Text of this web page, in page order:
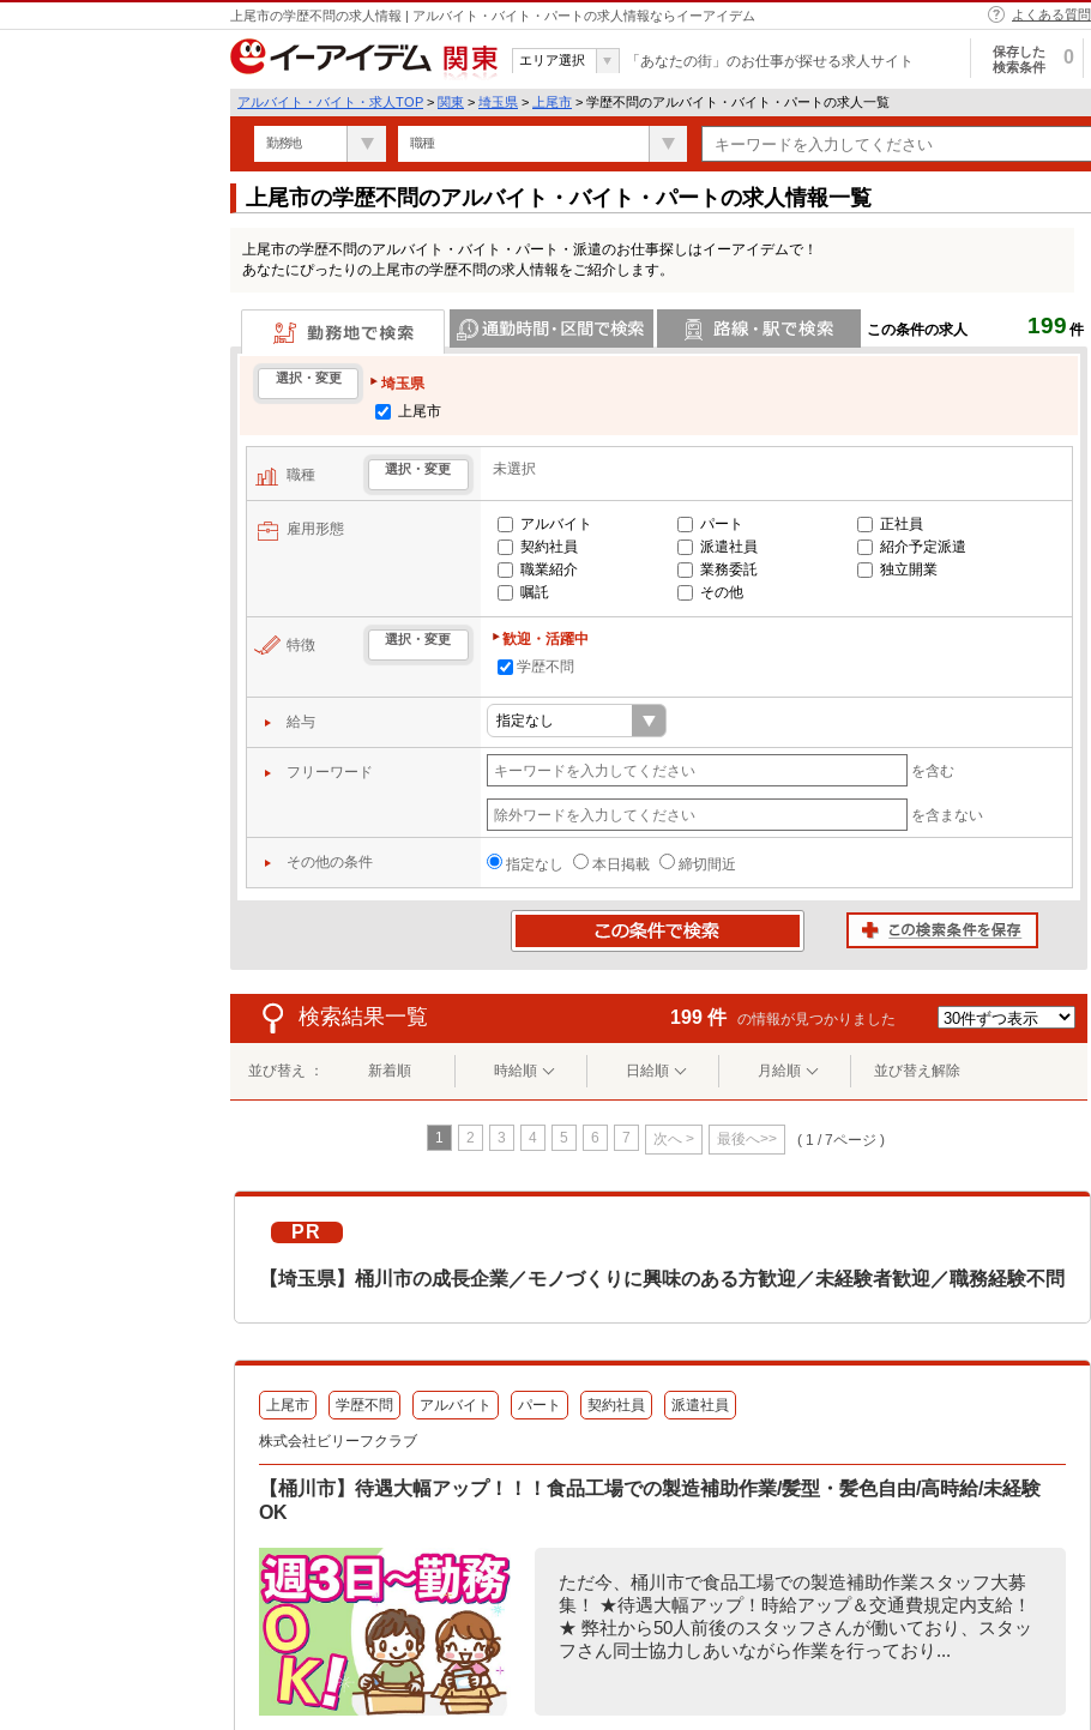
上尾市の学歴不問の求人情報 | アルバイト・バイト・パートの求人情報ならイーアイデム よくある質問
関東
エリア選択 「あなたの街」のお仕事が探せる求人サイト
保存した
検索条件
0
アルバイト・バイト・求人TOP > 関東 > 埼玉県 > 上尾市 > 学歴不問のアルバイト・バイト・パートの求人一覧
勤務地 職種
上尾市の学歴不問のアルバイト・バイト・パートの求人情報一覧
上尾市の学歴不問のアルバイト・バイト・パート・派遣のお仕事探しはイーアイデムで！
あなたにぴったりの上尾市の学歴不問の求人情報をご紹介します。
この条件の求人 199 件
勤務地で検索
選択・変更
埼玉県
上尾市
職種 選択・変更 未選択
雇用形態 アルバイト パート
正社員
契約社員
派遣社員
紹介予定派遣
職業紹介
業務委託
独立開業
嘱託
その他
特徴 選択・変更
歓迎・活躍中
学歴不問
給与
フリーワード を含む
を含まない
その他の条件 指定なし 本日掲載 締切間近
検索結果一覧 199 件 の情報が見つかりました
並び替え ： 新着順 時給順 日給順 月給順 並び替え解除
1 2 3 4 5 6 7 次へ > 最後へ>> ( 1 / 7ページ )
PR
【埼玉県】桶川市の成長企業／モノづくりに興味のある方歓迎／未経験者歓迎／職務経験不問
上尾市 学歴不問 アルバイト パート 契約社員 派遣社員
株式会社ビリーフクラブ
【桶川市】待遇大幅アップ！！！食品工場での製造補助作業/髪型・髪色自由/高時給/未経験
OK
ただ今、桶川市で食品工場での製造補助作業スタッフ大募
集！ ★待遇大幅アップ！時給アップ＆交通費規定内支給！
★ 弊社から50人前後のスタッフさんが働いており、スタッ
フさん同士協力しあいながら作業を行っており...